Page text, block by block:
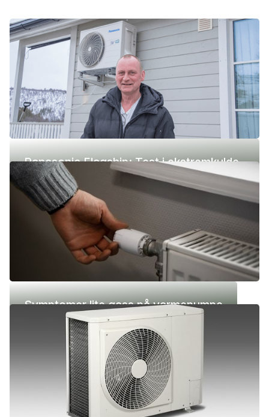
Panasonic Flagship: Test i ekstremkulde
(-42 °C)
Symptomer lite gass på varmepumpe